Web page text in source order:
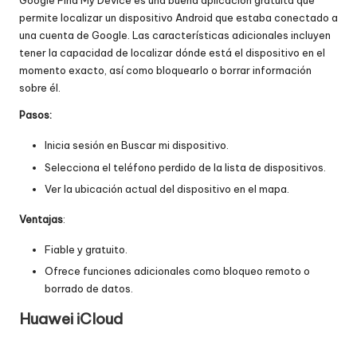
permite localizar un dispositivo Android que estaba conectado a
una cuenta de Google. Las características adicionales incluyen
tener la capacidad de localizar dónde está el dispositivo en el
momento exacto, así como bloquearlo o borrar información
sobre él.
Pasos:
Inicia sesión en Buscar mi dispositivo.
Selecciona el teléfono perdido de la lista de dispositivos.
Ver la ubicación actual del dispositivo en el mapa.
Ventajas:
Fiable y gratuito.
Ofrece funciones adicionales como bloqueo remoto o
borrado de datos.
Huawei iCloud